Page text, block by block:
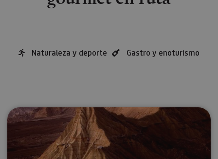
Naturaleza y deporte Gastro y enoturismo